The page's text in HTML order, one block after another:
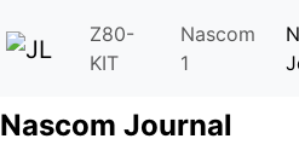
Z80-
KIT
Nascom
1
Nascom Journal